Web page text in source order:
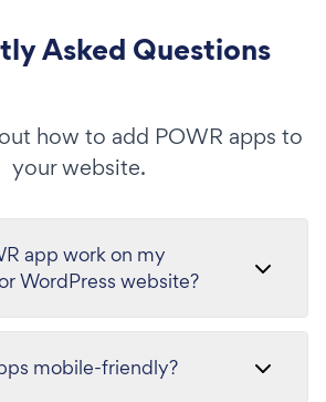
Asked Questions
how to add POWR apps to
your website.
app work on my
WordPress website?
mobile-friendly?